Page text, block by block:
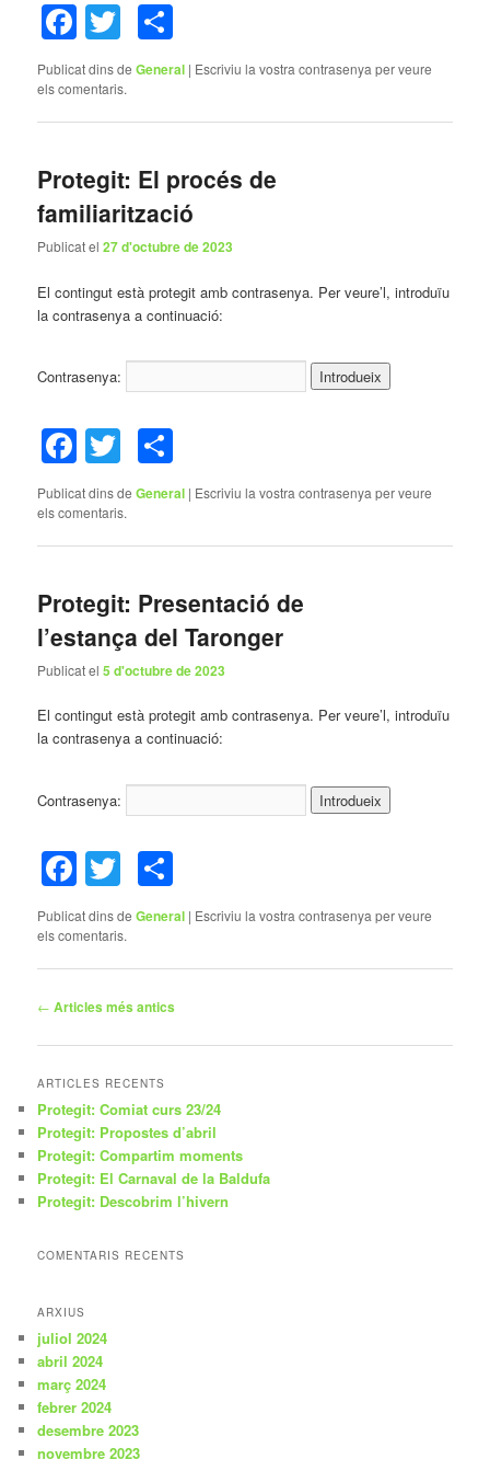
Facebook
Twitter
Publicat dins de General | Escriviu la vostra contrasenya per veure
els comentaris.
Protegit: El procés de
familiarització
Publicat el27 d'octubre de 2023
El contingut està protegit amb contrasenya. Per veure’l, introduïu
la contrasenya a continuació:
Contrasenya:
Facebook
Twitter
Publicat dins de General | Escriviu la vostra contrasenya per veure
els comentaris.
Protegit: Presentació de
l’estança del Taronger
Publicat el5 d'octubre de 2023
El contingut està protegit amb contrasenya. Per veure’l, introduïu
la contrasenya a continuació:
Contrasenya:
Facebook
Twitter
Publicat dins de General | Escriviu la vostra contrasenya per veure
els comentaris.
Navegació
articles
← Articles més antics
ARTICLES RECENTS
Protegit: Comiat curs 23/24
Protegit: Propostes d’abril
Protegit: Compartim moments
Protegit: El Carnaval de la Baldufa
Protegit: Descobrim l’hivern
COMENTARIS RECENTS
ARXIUS
juliol 2024
abril 2024
març 2024
febrer 2024
desembre 2023
novembre 2023